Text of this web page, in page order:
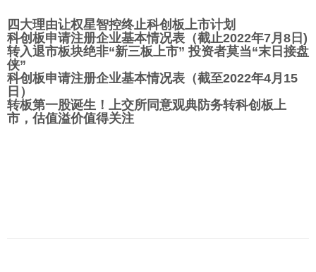
四大理由让权星智控终止科创板上市计划
科创板申请注册企业基本情况表（截止2022年7月8日)
转入退市板块绝非“新三板上市” 投资者莫当“末日接盘
侠”
科创板申请注册企业基本情况表（截至2022年4月15
日）
转板第一股诞生！上交所同意观典防务转科创板上
市，估值溢价值得关注